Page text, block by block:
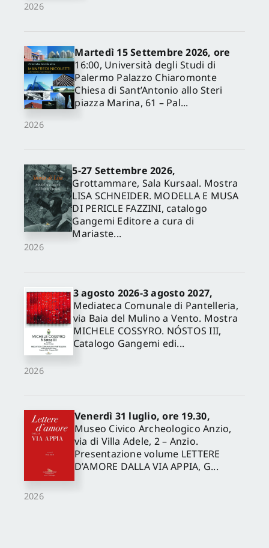
2026
2026
Martedì 15 Settembre 2026, ore
16:00, Università degli Studi di
Palermo Palazzo Chiaromonte
Chiesa di Sant’Antonio allo Steri
piazza Marina, 61 – Pal...
2026
5-27 Settembre 2026,
Grottammare, Sala Kursaal. Mostra
LISA SCHNEIDER. MODELLA E MUSA
DI PERICLE FAZZINI, catalogo
Gangemi Editore a cura di
Mariaste...
2026
3 agosto 2026-3 agosto 2027,
Mediateca Comunale di Pantelleria,
via Baia del Mulino a Vento. Mostra
MICHELE COSSYRO. NÓSTOS III,
Catalogo Gangemi edi...
2026
Venerdì 31 luglio, ore 19.30,
Museo Civico Archeologico Anzio,
via di Villa Adele, 2 – Anzio.
Presentazione volume LETTERE
D’AMORE DALLA VIA APPIA, G...